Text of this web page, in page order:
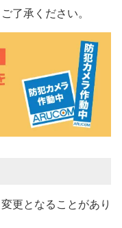
了承ください。
更となることがあり